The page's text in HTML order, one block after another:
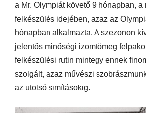
a Mr. Olympiát követő 9 hónapban, a
felkészülés idejében, azaz az
hónapban alkalmazta. A szezonon
jelentős minőségi izomtömeg
felkészülési rutin mintegy ennek
szolgált, azaz művészi
az utolsó simításokig.